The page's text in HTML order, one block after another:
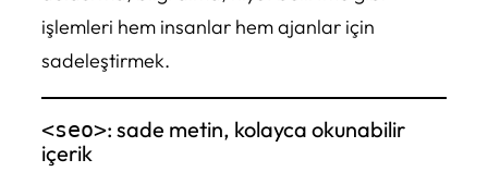
işlemleri hem insanlar hem ajanlar için
sadeleştirmek.
<seo>: sade metin, kolayca okunabilir
içerik